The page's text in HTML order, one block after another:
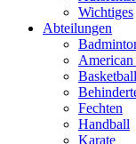
Wichtiges
Abteilungen
Basketball
Fechten
Handball
Karate